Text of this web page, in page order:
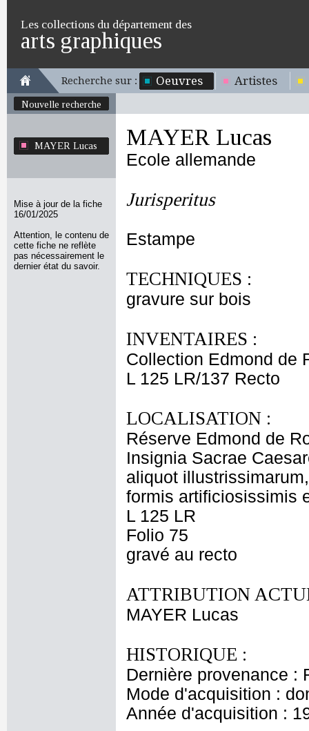
Les collections du département des
arts graphiques
Recherche sur : Oeuvres Artistes
Nouvelle recherche
MAYER Lucas
Mise à jour de la fiche
16/01/2025
Attention, le contenu de
cette fiche ne reflète
pas nécessairement le
dernier état du savoir.
MAYER Lucas
Ecole allemande
Jurisperitus
Estampe
TECHNIQUES :
gravure sur bois
INVENTAIRES :
Collection Edmond de
L 125 LR/137 Recto
LOCALISATION :
Réserve Edmond de
Insignia Sacrae
aliquot
formis artificiosissimis
L 125 LR
Folio 75
gravé au recto
ATTRIBUTION
MAYER Lucas
HISTORIQUE :
Dernière provenance :
Mode d'acquisition :
Année d'acquisition :